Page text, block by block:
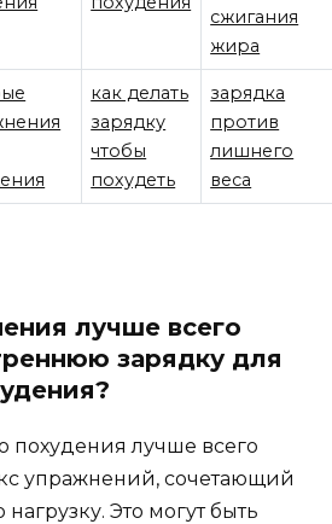
сжигания
жира
как делать
зарядку
чтобы
похудеть
зарядка
против
лишнего
веса
лучше всего
зарядку для
похудения лучше всего
упражнений, сочетающий
Это могут быть